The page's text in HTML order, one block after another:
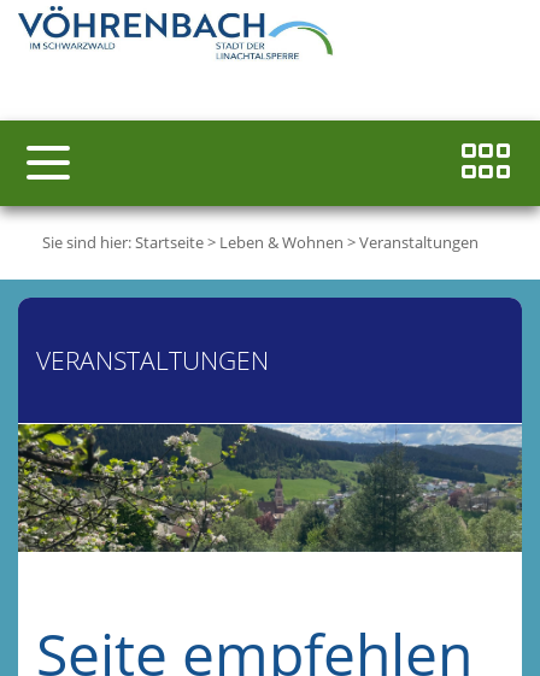
Sie sind hier:Startseite> Leben & Wohnen >Veranstaltungen
VERANSTALTUNGEN
Seite empfehlen